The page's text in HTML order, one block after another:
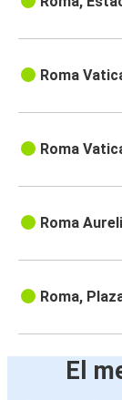
Roma
Roma
Roma
Roma,
El